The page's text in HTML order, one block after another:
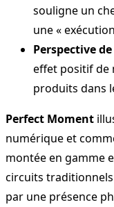
souligne un
une «
Perspective
effet positif de
produits dans
Perfect Moment
numérique et
montée en gamme
circuits
par une présence